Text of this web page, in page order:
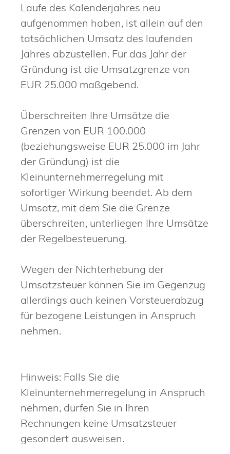
Laufe des Kalenderjahres neu
aufgenommen haben, ist allein auf den
tatsächlichen Umsatz des laufenden
Jahres abzustellen. Für das Jahr der
Gründung ist die Umsatzgrenze von
EUR 25.000 maßgebend.
Überschreiten Ihre Umsätze die
Grenzen von EUR 100.000
(beziehungsweise EUR 25.000 im Jahr
der Gründung) ist die
Kleinunternehmerregelung mit
sofortiger Wirkung beendet. Ab dem
Umsatz, mit dem Sie die Grenze
überschreiten, unterliegen Ihre Umsätze
der Regelbesteuerung.
Wegen der Nichterhebung der
Umsatzsteuer können Sie im Gegenzug
allerdings auch keinen Vorsteuerabzug
für bezogene Leistungen in Anspruch
nehmen.
Hinweis: Falls Sie die
Kleinunternehmerregelung in Anspruch
nehmen, dürfen Sie in Ihren
Rechnungen keine Umsatzsteuer
gesondert ausweisen.